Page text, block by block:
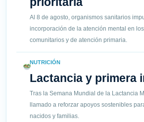
Al 8 de agosto, organismos sanitarios
incorporación de la atención mental en
comunitarios y de atención primaria.
NUTRICIÓN
Lactancia y primera
Tras la Semana Mundial de la Lactancia
llamado a reforzar apoyos sostenibles
nacidos y familias.